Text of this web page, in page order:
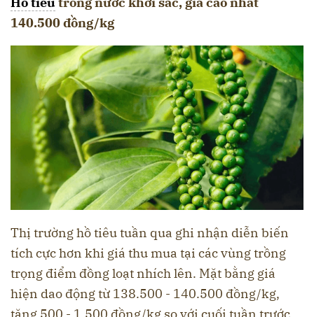
140.500 đồng/kg
Thị trường hồ tiêu tuần qua ghi nhận diễn biến
tích cực hơn khi giá thu mua tại các vùng trồng
trọng điểm đồng loạt nhích lên. Mặt bằng giá
hiện dao động từ 138.500 - 140.500 đồng/kg,